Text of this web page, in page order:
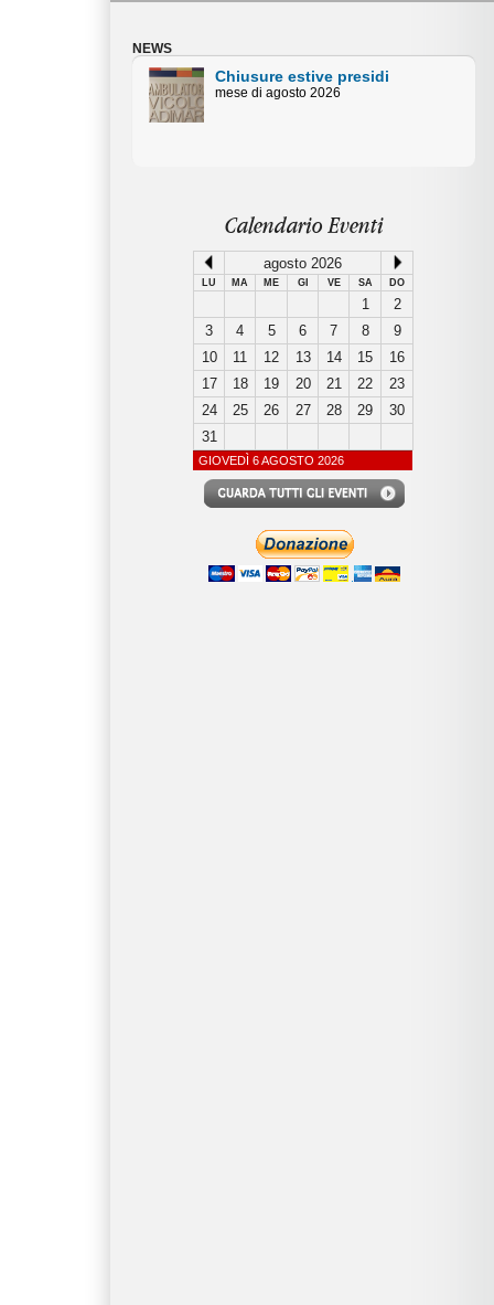
NEWS
Chiusure estive Uffici
Amministativi
Calendario Eventi
agosto 2026
LU MA ME GI VE SA DO
1
2
3
4 5 6 7 8
9
10
11 12 13 14 15
16
17
18 19 20 21 22
23
24
25 26 27 28 29
30
31
GIOVEDÌ 6 AGOSTO 2026